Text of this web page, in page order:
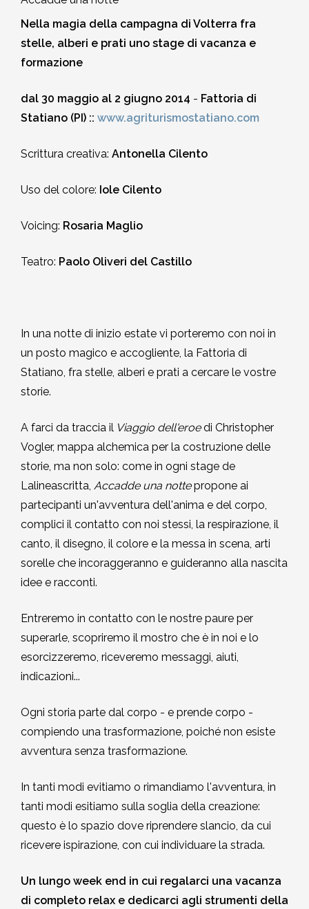
Nella magia della campagna di Volterra fra
stelle, alberi e prati uno stage di vacanza e
formazione
dal 30 maggio al 2 giugno 2014 - Fattoria di
Statiano (PI) :: www.agriturismostatiano.com
Scrittura creativa: Antonella Cilento
Uso del colore: Iole Cilento
Voicing: Rosaria Maglio
Teatro: Paolo Oliveri del Castillo
In una notte di inizio estate vi porteremo con noi in
un posto magico e accogliente, la Fattoria di
Statiano, fra stelle, alberi e prati a cercare le vostre
storie.
A farci da traccia il Viaggio dell'eroedi Christopher
Vogler, mappa alchemica per la costruzione delle
storie, ma non solo: come in ogni stage de
Lalineascritta, Accadde una nottepropone ai
partecipanti un'avventura dell'anima e del corpo,
complici il contatto con noi stessi, la respirazione, il
canto, il disegno, il colore e la messa in scena, arti
sorelle che incoraggeranno e guideranno alla nascita
idee e racconti.
Entreremo in contatto con le nostre paure per
superarle, scopriremo il mostro che è in noi e lo
esorcizzeremo, riceveremo messaggi, aiuti,
indicazioni...
Ogni storia parte dal corpo - e prende corpo -
compiendo una trasformazione, poiché non esiste
avventura senza trasformazione.
In tanti modi evitiamo o rimandiamo l'avventura, in
tanti modi esitiamo sulla soglia della creazione:
questo è lo spazio dove riprendere slancio, da cui
ricevere ispirazione, con cui individuare la strada.
Un lungo week end in cui regalarci una vacanza
di completo relax e dedicarci agli strumenti della
2008-2009
Dal 1993 al 2000